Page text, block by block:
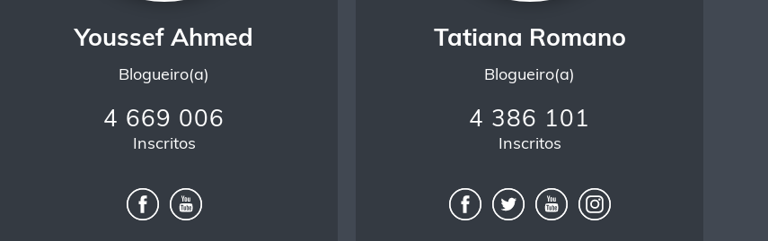
Youssef Ahmed
Blogueiro(a)
4 669 006
Inscritos
Tatiana Romano
Blogueiro(a)
4 386 101
Inscritos